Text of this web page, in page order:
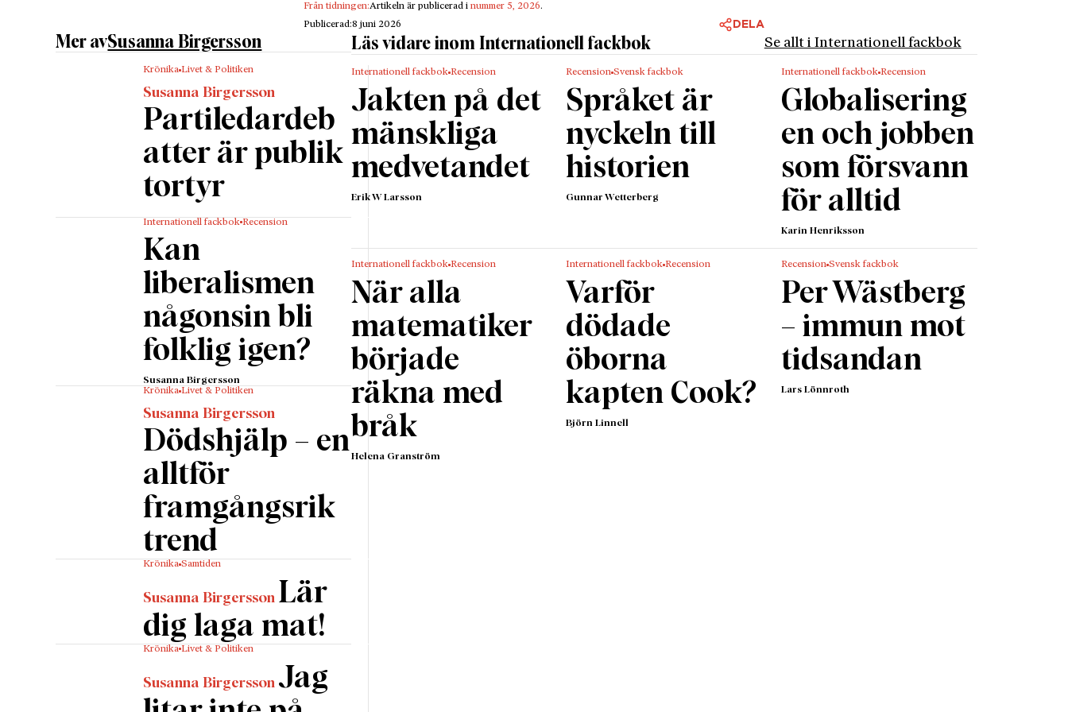
Adrian Wooldridge
Löftet om ökat välstånd till följd av globaliseringen har visserligen
uppfyllts, men samtidigt har stora skaror kommit på efterkälken. De
rikas barn har hela världen för sina fötter. Barnen som knappt lär sig
läsa i skolan blir allt fler.
Den liberala marknadsekonomin har tillåtit techföretagen att utöva
makt över människors tillvaro på ett sätt som ingen kunnat föreställa
yttrandefrihet beskuren från en dag till en annan, avstängda från de
Makten har flyttat från folket till överstatliga institutioner. EU är det
tydligaste exemplet: ett enormt maskineri, byggt för att främja liberala
värden, men i stora delar utom räckhåll för folkligt ansvarsutkrävande.
Unionen är svag utåt och i stort sett geopolitiskt irrelevant, men
kompenserar genom ständigt utvidgade regleringar som påverkar
medlemsstaternas inrikespolitik, företagens förutsättningar och
människors vardag.
I frihetens namn har USA fört krig som lett till stort lidande och nya
onekligen en av krafterna bakom den våg av identitetspolitik som har
prestigefyllda universiteten. I jämlikhetens tecken har en ny sorts
progressiv diskriminering införts. Universitetsrektorer har gjort sig till
språkpoliser och misshagliga icke-progressiva åsikter har
Den hyperindividualistiska idén om att varje individ har rätt att
Från tidningen:Artikeln är publicerad inummer 5, 2026.
Publicerad:8 juni 2026 DELA
Mer avSusanna Birgersson
Krönika Livet & Politiken
Susanna Birgersson
Partiledardeb
atter är publik
tortyr
Internationell fackbok Recension
Kan
liberalismen
någonsin bli
folklig igen?
Susanna Birgersson
Krönika Livet & Politiken
Susanna Birgersson
Dödshjälp – en
alltför
framgångsrik
trend
Krönika Samtiden
Susanna Birgersson Lär
dig laga mat!
Krönika Livet & Politiken
Susanna Birgersson Jag
Läs vidare inom Internationell fackbok Se allt i Internationell fackbok
Internationell fackbok Recension
Jakten på det
mänskliga
medvetandet
Erik W Larsson
Recension Svensk fackbok
Språket är
nyckeln till
historien
Gunnar Wetterberg
Internationell fackbok Recension
Globalisering
en och jobben
som försvann
för alltid
Karin Henriksson
Internationell fackbok Recension
När alla
matematiker
började
räkna med
bråk
Helena Granström
Internationell fackbok Recension
Varför
dödade
öborna
kapten Cook?
Björn Linnell
Recension Svensk fackbok
Per Wästberg
– immun mot
tidsandan
Lars Lönnroth